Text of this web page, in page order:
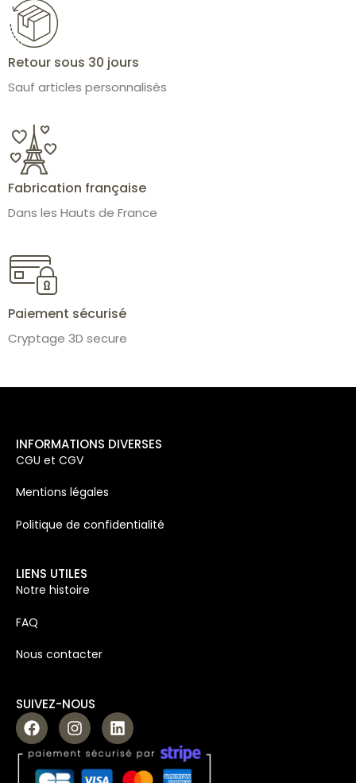
Retour sous 30 jours
Sauf articles personnalisés
Fabrication française
Dans les Hauts de France
Paiement sécurisé
Cryptage 3D secure
INFORMATIONS DIVERSES
CGU et CGV
Mentions légales
Politique de confidentialité
LIENS UTILES
Notre histoire
FAQ
Nous contacter
SUIVEZ-NOUS